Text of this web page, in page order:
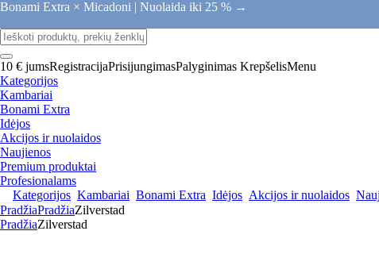
Bonami Extra × Micadoni | Nuolaida iki 25 % →
10 € jumsRegistracijaPrisijungimasPalyginimas KrepšelisMenu
Kategorijos
Kambariai
Bonami Extra
Idėjos
Akcijos ir nuolaidos
Naujienos
Premium produktai
Profesionalams
Kategorijos Kambariai Bonami Extra Idėjos Akcijos ir nuolaidos
PradžiaPradžiaZilverstad
PradžiaZilverstad